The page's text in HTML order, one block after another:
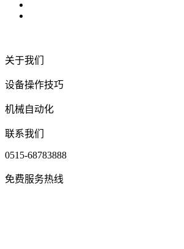
关于我们
设备操作技巧
机械自动化
联系我们
0515-68783888
免费服务热线